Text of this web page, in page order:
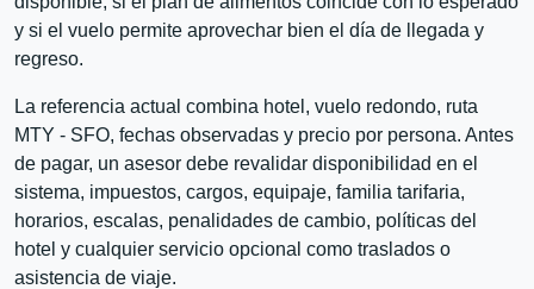
y si el vuelo permite aprovechar bien el día de llegada y
regreso.
La referencia actual combina hotel, vuelo redondo, ruta
MTY - SFO, fechas observadas y precio por persona. Antes
de pagar, un asesor debe revalidar disponibilidad en el
sistema, impuestos, cargos, equipaje, familia tarifaria,
horarios, escalas, penalidades de cambio, políticas del
hotel y cualquier servicio opcional como traslados o
asistencia de viaje.